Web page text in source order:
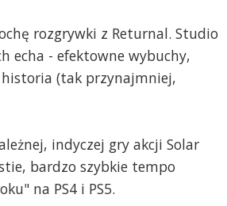
rozgrywki z Returnal. Studio
echa - efektowne wybuchy,
historia (tak przynajmniej,
indyczej gry akcji Solar
bardzo szybkie tempo
na PS4 i PS5.